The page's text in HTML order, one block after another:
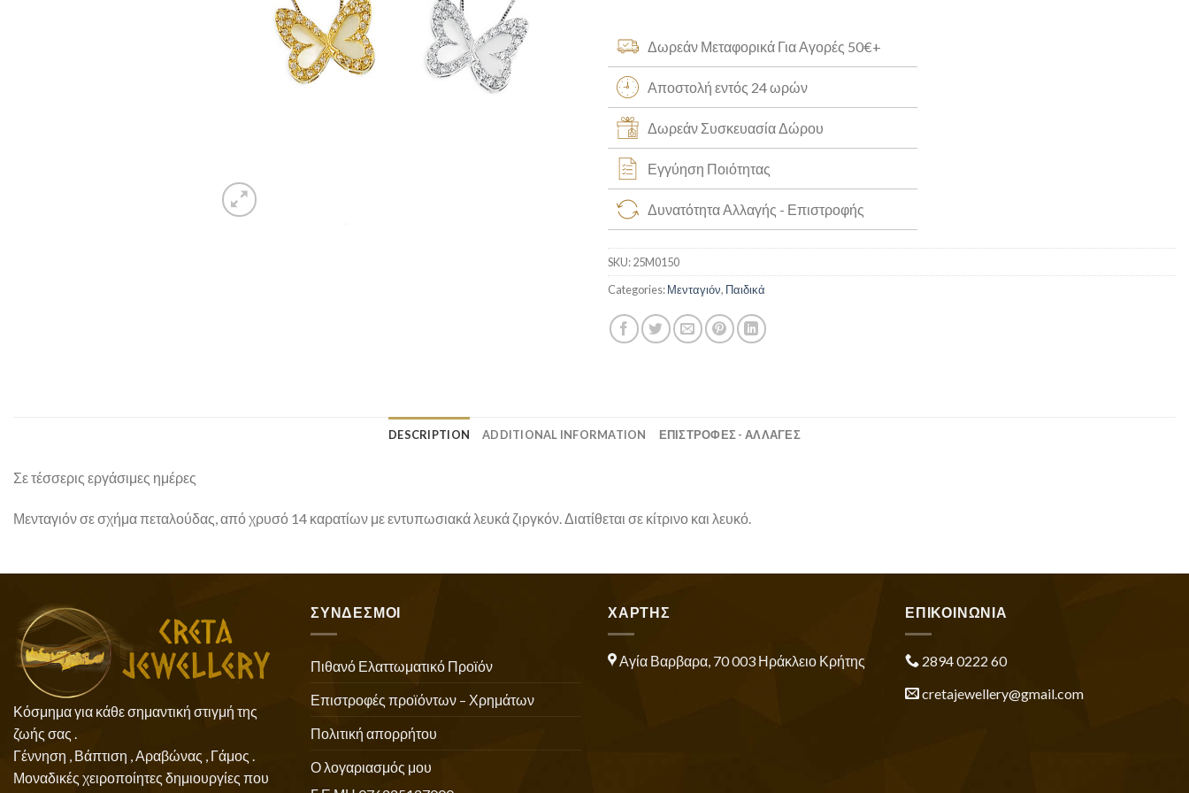
Δωρεάν Μεταφορικά Για Αγορές 50€+
Αποστολή εντός 24 ωρών
Δωρεάν Συσκευασία Δώρου
Εγγύηση Ποιότητας
Δυνατότητα Αλλαγής - Επιστροφής
SKU:25M0150
Categories:Μενταγιόν, Παιδικά
DESCRIPTION ADDITIONAL INFORMATION ΕΠΙΣΤΡΟΦΕΣ - ΑΛΛΑΓΕΣ
Σε τέσσερις εργάσιμες ημέρες
Μενταγιόν σε σχήμα πεταλούδας, από χρυσό 14 καρατίων με εντυπωσιακά λευκά ζιργκόν. Διατίθεται σε κίτρινο και λευκό.
Κόσμημα για κάθε σημαντική στιγμή της
ζωής σας .
Γέννηση , Βάπτιση , Αραβώνας , Γάμος .
Μοναδικές χειροποίητες δημιουργίες που
ΣΥΝΔΕΣΜΟΙ
Πιθανό Ελαττωματικό Προϊόν
Επιστροφές προϊόντων – Χρημάτων
Πολιτική απορρήτου
Ο λογαριασμός μου
ΧΑΡΤΗΣ
Αγία Βαρβαρα, 70 003 Ηράκλειο Κρήτης
ΕΠΙΚΟΙΝΩΝΙΑ
2894 0222 60
cretajewellery@gmail.com